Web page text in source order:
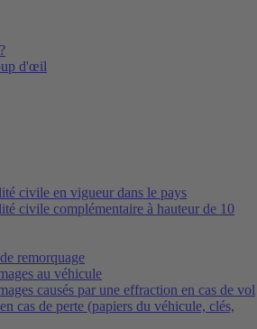
d'œil
civile en vigueur dans le pays
civile complémentaire à hauteur de 10
remorquage
au véhicule
causés par une effraction en cas de vol
cas de perte (papiers du véhicule, clés,